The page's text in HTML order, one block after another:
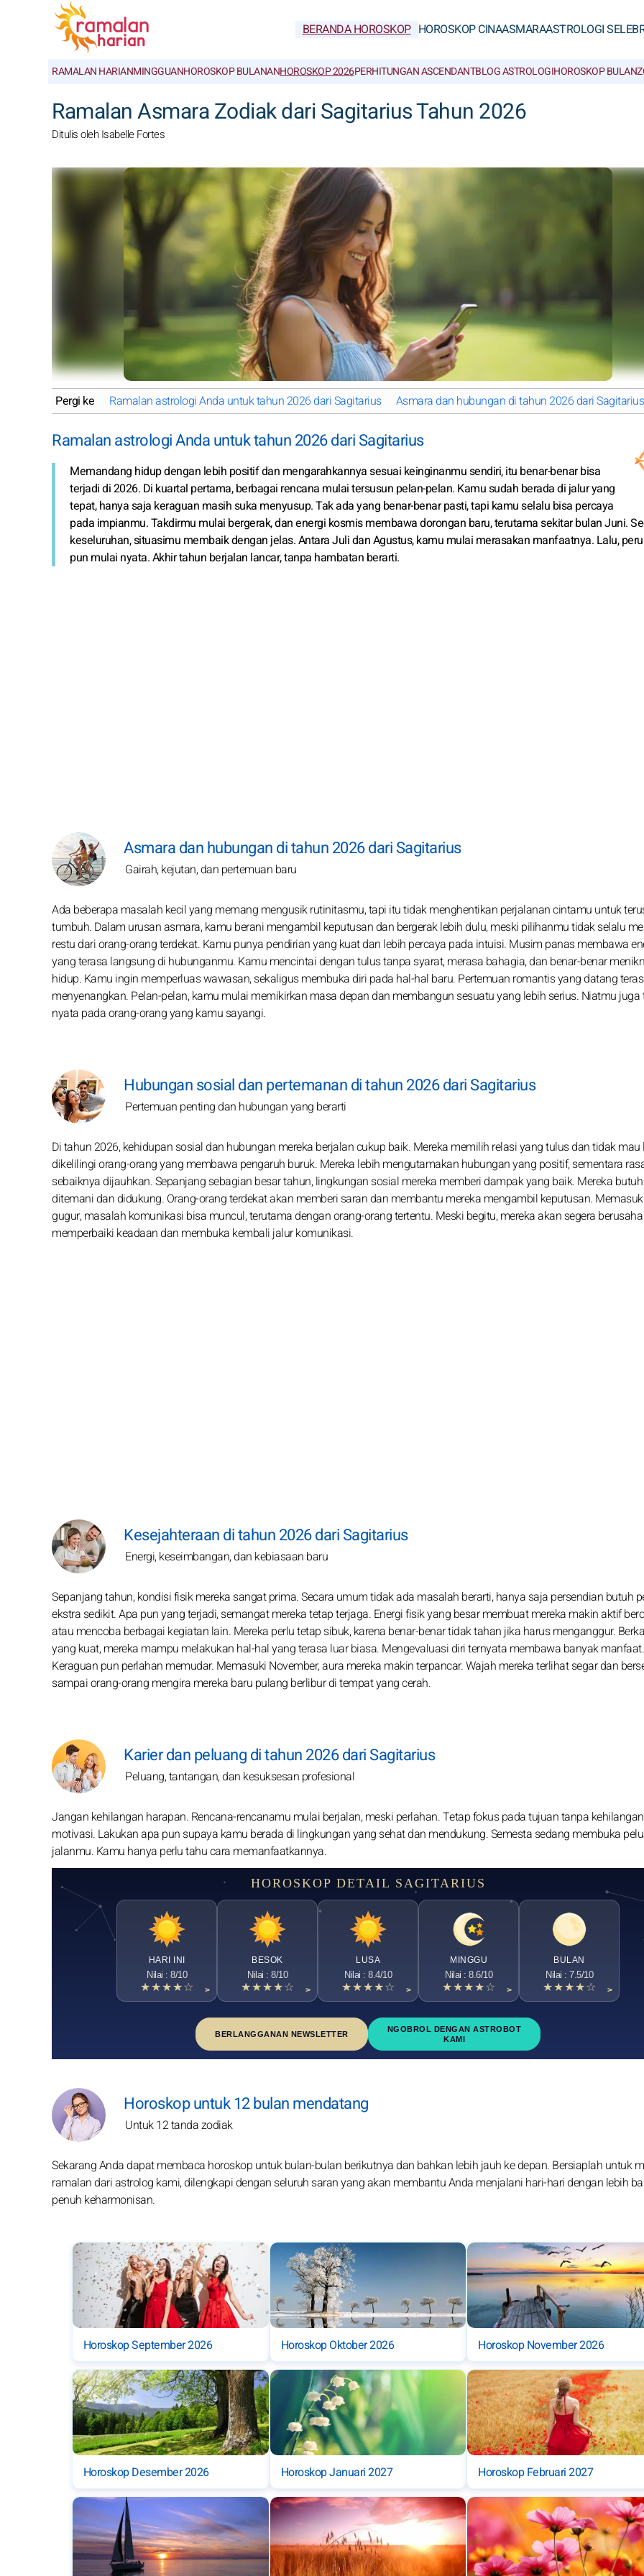
BERANDA HOROSKOP HOROSKOP CINAASMARAASTROLOGI
RAMALAN HARIANMINGGUANHOROSKOP BULANANHOROSKOP 2026PERHITUNGAN ASCENDANTBLOG ASTROLOGIHOROSKOP BULAN
Ramalan Asmara Zodiak dari Sagitarius Tahun 2026
Ditulis oleh Isabelle Fortes
Pergi ke Ramalan astrologi Anda untuk tahun 2026 dari Sagitarius Asmara dan hubungan di tahun 2026 dari Sagitarius
Ramalan astrologi Anda untuk tahun 2026 dari Sagitarius
Memandang hidup dengan lebih positif dan mengarahkannya sesuai keinginanmu sendiri, itu benar-benar bisa
terjadi di 2026. Di kuartal pertama, berbagai rencana mulai tersusun pelan-pelan. Kamu sudah berada di jalur yang
tepat, hanya saja keraguan masih suka menyusup. Tak ada yang benar-benar pasti, tapi kamu selalu bisa percaya
pada impianmu. Takdirmu mulai bergerak, dan energi kosmis membawa dorongan baru, terutama sekitar bulan Juni.
keseluruhan, situasimu membaik dengan jelas. Antara Juli dan Agustus, kamu mulai merasakan manfaatnya. Lalu,
pun mulai nyata. Akhir tahun berjalan lancar, tanpa hambatan berarti.
Asmara dan hubungan di tahun 2026 dari Sagitarius
Gairah, kejutan, dan pertemuan baru
Ada beberapa masalah kecil yang memang mengusik rutinitasmu, tapi itu tidak menghentikan perjalanan cintamu untuk
tumbuh. Dalam urusan asmara, kamu berani mengambil keputusan dan bergerak lebih dulu, meski pilihanmu tidak selalu
restu dari orang-orang terdekat. Kamu punya pendirian yang kuat dan lebih percaya pada intuisi. Musim panas membawa
yang terasa langsung di hubunganmu. Kamu mencintai dengan tulus tanpa syarat, merasa bahagia, dan benar-benar
hidup. Kamu ingin memperluas wawasan, sekaligus membuka diri pada hal-hal baru. Pertemuan romantis yang datang
menyenangkan. Pelan-pelan, kamu mulai memikirkan masa depan dan membangun sesuatu yang lebih serius. Niatmu juga
nyata pada orang-orang yang kamu sayangi.
Hubungan sosial dan pertemanan di tahun 2026 dari Sagitarius
Pertemuan penting dan hubungan yang berarti
Di tahun 2026, kehidupan sosial dan hubungan mereka berjalan cukup baik. Mereka memilih relasi yang tulus dan tidak mau
dikelilingi orang-orang yang membawa pengaruh buruk. Mereka lebih mengutamakan hubungan yang positif, sementara
sebaiknya dijauhkan. Sepanjang sebagian besar tahun, lingkungan sosial mereka memberi dampak yang baik. Mereka
ditemani dan didukung. Orang-orang terdekat akan memberi saran dan membantu mereka mengambil keputusan.
gugur, masalah komunikasi bisa muncul, terutama dengan orang-orang tertentu. Meski begitu, mereka akan segera berusaha
memperbaiki keadaan dan membuka kembali jalur komunikasi.
Kesejahteraan di tahun 2026 dari Sagitarius
Energi, keseimbangan, dan kebiasaan baru
Sepanjang tahun, kondisi fisik mereka sangat prima. Secara umum tidak ada masalah berarti, hanya saja persendian butuh
ekstra sedikit. Apa pun yang terjadi, semangat mereka tetap terjaga. Energi fisik yang besar membuat mereka makin aktif
atau mencoba berbagai kegiatan lain. Mereka perlu tetap sibuk, karena benar-benar tidak tahan jika harus menganggur.
yang kuat, mereka mampu melakukan hal-hal yang terasa luar biasa. Mengevaluasi diri ternyata membawa banyak manfaat.
Keraguan pun perlahan memudar. Memasuki November, aura mereka makin terpancar. Wajah mereka terlihat segar dan
sampai orang-orang mengira mereka baru pulang berlibur di tempat yang cerah.
Karier dan peluang di tahun 2026 dari Sagitarius
Peluang, tantangan, dan kesuksesan profesional
Jangan kehilangan harapan. Rencana-rencanamu mulai berjalan, meski perlahan. Tetap fokus pada tujuan tanpa kehilangan
motivasi. Lakukan apa pun supaya kamu berada di lingkungan yang sehat dan mendukung. Semesta sedang membuka
jalanmu. Kamu hanya perlu tahu cara memanfaatkannya.
HOROSKOP DETAIL SAGITARIUS
HARI INI
Nilai : 8/10
★★★★☆ >
BESOK
Nilai : 8/10
★★★★☆ >
LUSA
Nilai : 8.4/10
★★★★☆ >
MINGGU
Nilai : 8.6/10
★★★★☆ >
BULAN
Nilai : 7.5/10
★★★★☆ >
BERLANGGANAN NEWSLETTER
NGOBROL DENGAN ASTROBOT
KAMI
Horoskop untuk 12 bulan mendatang
Untuk 12 tanda zodiak
Sekarang Anda dapat membaca horoskop untuk bulan-bulan berikutnya dan bahkan lebih jauh ke depan. Bersiaplah untuk
ramalan dari astrolog kami, dilengkapi dengan seluruh saran yang akan membantu Anda menjalani hari-hari dengan lebih
penuh keharmonisan.
Horoskop September 2026 Horoskop Oktober 2026 Horoskop November 2026
Horoskop Desember 2026 Horoskop Januari 2027 Horoskop Februari 2027